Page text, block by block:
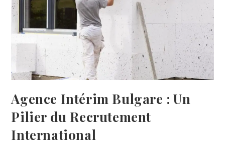
Agence Intérim Bulgare : Un
Pilier du Recrutement
International